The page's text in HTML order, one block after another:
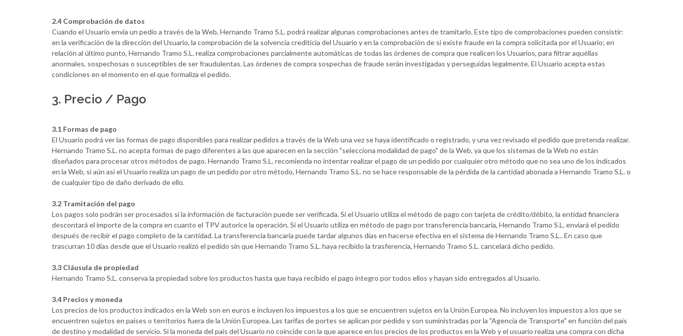
2.4 Comprobación de datos
Cuando el Usuario envía un pedio a través de la Web, Hernando Tramo S.L. podrá realizar algunas comprobaciones antes de tramitarlo. Este tipo de comprobaciones pueden consistir:
en la verificación de la dirección del Usuario, la comprobación de la solvencia crediticia del Usuario y en la comprobación de si existe fraude en la compra solicitada por el Usuario; en
relación al último punto, Hernando Tramo S.L. realiza comprobaciones parcialmente automáticas de todas las órdenes de compra que realicen los Usuarios, para filtrar aquéllas
anormales, sospechosas o susceptibles de ser fraudulentas. Las órdenes de compra sospechas de fraude serán investigadas y perseguidas legalmente. El Usuario acepta estas
condiciones en el momento en el que formaliza el pedido.
3. Precio / Pago
3.1 Formas de pago
El Usuario podrá ver las formas de pago disponibles para realizar pedidos a través de la Web una vez se haya identificado o registrado, y una vez revisado el pedido que pretenda realizar.
Hernando Tramo S.L. no acepta formas de pago diferentes a las que aparecen en la sección "selecciona modalidad de pago" de la Web, ya que los sistemas de la Web no están
diseñados para procesar otros métodos de pago. Hernando Tramo S.L. recomienda no intentar realizar el pago de un pedido por cualquier otro método que no sea uno de los indicados
en la Web, si aún así el Usuario realiza un pago de un pedido por otro método, Hernando Tramo S.L. no se hace responsable de la pérdida de la cantidad abonada a Hernando Tramo S.L. o
de cualquier tipo de daño derivado de ello.
3.2 Tramitación del pago
Los pagos solo podrán ser procesados si la información de facturación puede ser verificada. Si el Usuario utiliza el método de pago con tarjeta de crédito/débito, la entidad financiera
descontará el importe de la compra en cuanto el TPV autorice la operación. Si el Usuario utiliza en método de pago por transferencia bancaria, Hernando Tramo S.L. enviará el pedido
después de recibir el pago completo de la cantidad. La transferencia bancaria puede tardar algunos días en hacerse efectiva en el sistema de Hernando Tramo S.L.. En caso que
trascurran 10 días desde que el Usuario realizó el pedido sin que Hernando Tramo S.L. haya recibido la trasferencia, Hernando Tramo S.L. cancelará dicho pedido.
3.3 Cláusula de propiedad
Hernando Tramo S.L. conserva la propiedad sobre los productos hasta que haya recibido el pago íntegro por todos ellos y hayan sido entregados al Usuario.
3.4 Precios y moneda
Los precios de los productos indicados en la Web son en euros e incluyen los impuestos a los que se encuentren sujetos en la Unión Europea. No incluyen los impuestos a los que se
encuentren sujetos en países o territorios fuera de la Unión Europea. Las tarifas de portes se aplican por pedido y son suministradas por la "Agencia de Transporte" en función del país
de destino y modalidad de servicio. Si la moneda del país del Usuario no coincide con la que aparece en los precios de los productos en la Web y el usuario realiza una compra con dicha